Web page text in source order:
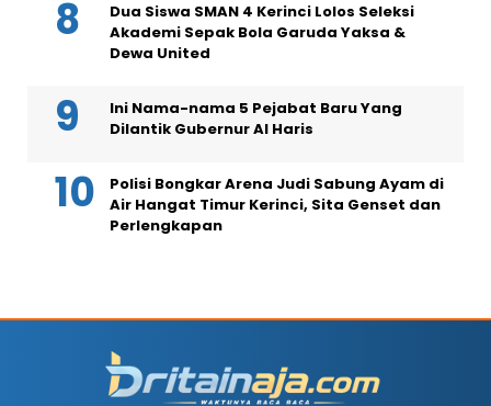
Dua Siswa SMAN 4 Kerinci Lolos Seleksi
Akademi Sepak Bola Garuda Yaksa &
Dewa United
Ini Nama-nama 5 Pejabat Baru Yang
Dilantik Gubernur Al Haris
Polisi Bongkar Arena Judi Sabung Ayam di
Air Hangat Timur Kerinci, Sita Genset dan
Perlengkapan